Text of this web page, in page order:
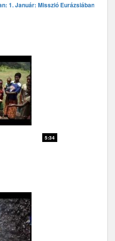
1. Január: Misszió Eurázsiában
5:34